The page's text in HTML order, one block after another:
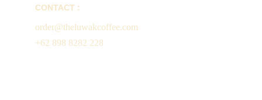
CONTACT :
order@theluwakcoffee.com
+62 898 8282 228